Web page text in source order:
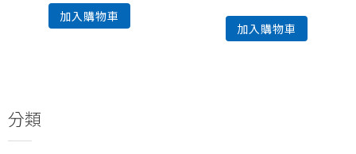
加入購物車
加入購物車
分類